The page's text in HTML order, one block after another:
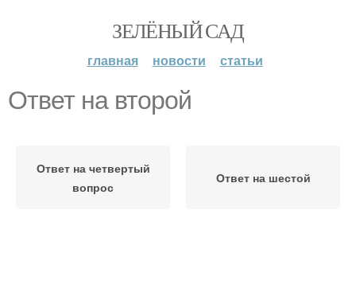
ЗЕЛЁНЫЙ САД
главная новости статьи
Ответ на второй
Ответ на четвертый
вопрос
Ответ на шестой